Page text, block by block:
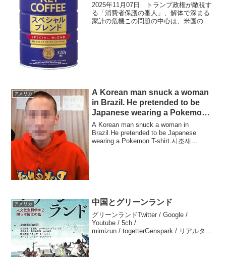
2025年11月07日 トランプ政権が敵視す
る「消費者保護の番人」、解体で深まる
家計の危機この問題の中心は、米国の金
アメリカ
A Korean man snuck a woman
in Brazil. He pretended to be
Japanese wearing a Pokemon
T-shirt.
A Korean man snuck a woman in
Brazil.He pretended to be Japanese
wearing a Pokemon T-shirt.시조새
アメリカ 中国とグリーンランド
グリーンランドTwitter / Google /
Youtube / 5ch /
mimizun / togetterGenspark / リアルタイ